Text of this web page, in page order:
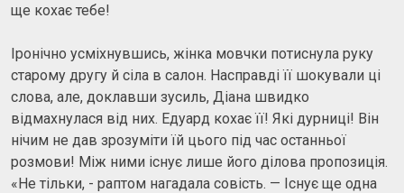
ще кохає тебе!
Іронічно усміхнувшись, жінка мовчки потиснула руку
старому другу й сіла в салон. Насправді її шокували ці
слова, але, доклавши зусиль, Діана швидко
відмахнулася від них. Едуард кохає її! Які дурниці! Він
нічим не дав зрозуміти їй цього під час останньої
розмови! Між ними існує лише його ділова пропозиція.
«Не тільки, - раптом нагадала совість. — Існує ще одна